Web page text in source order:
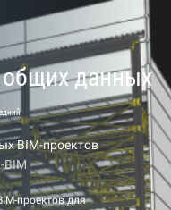
данных
BIM-проектов
BIM
проектов для